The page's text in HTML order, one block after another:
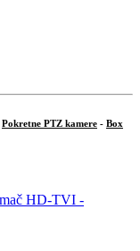
Pokretne PTZ kamere - Box